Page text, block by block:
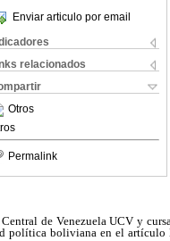
Enviar articulo por email
relacionados
Otros
Permalink
de Venezuela UCV y
política boliviana en el artículo